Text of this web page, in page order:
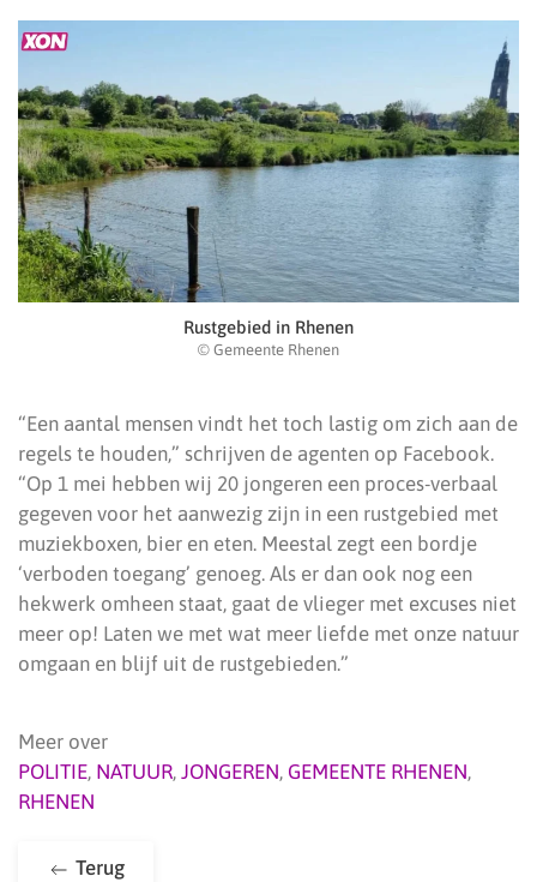
Rustgebied in Rhenen
© Gemeente Rhenen
“Een aantal mensen vindt het toch lastig om zich aan de
regels te houden,” schrijven de agenten op Facebook.
“Op 1 mei hebben wij 20 jongeren een proces-verbaal
gegeven voor het aanwezig zijn in een rustgebied met
muziekboxen, bier en eten. Meestal zegt een bordje
‘verboden toegang’ genoeg. Als er dan ook nog een
hekwerk omheen staat, gaat de vlieger met excuses niet
meer op! Laten we met wat meer liefde met onze natuur
omgaan en blijf uit de rustgebieden.”
Meer over
POLITIE, NATUUR, JONGEREN, GEMEENTE RHENEN,
RHENEN
Terug